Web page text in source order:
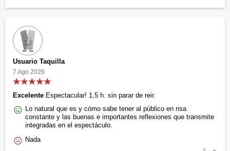
Usuario Taquilla
7 Ago 2026
Excelente Espectacular! 1,5 h. sin parar de reir.
Lo natural que es y cómo sabe tener al público en risa
constante y las buenas e importantes reflexiones que transmite
integradas en el espectáculo.
Nada